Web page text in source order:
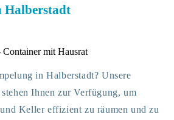
Halberstadt
in Halberstadt? Unsere
Ihnen zur Verfügung, um
Keller effizient zu räumen und zu